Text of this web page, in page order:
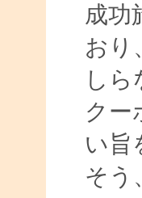
成功
おり
し
クー
い旨
そう